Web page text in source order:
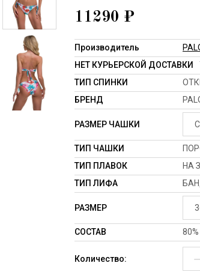
11290 ₽
Производитель
НЕТ КУРЬЕРСКОЙ ДОСТАВКИ
ТИП СПИНКИ
БРЕНД
РАЗМЕР ЧАШКИ C
ТИП ЧАШКИ
ТИП ПЛАВОК
НА
ТИП ЛИФА
РАЗМЕР
СОСТАВ
Количество: